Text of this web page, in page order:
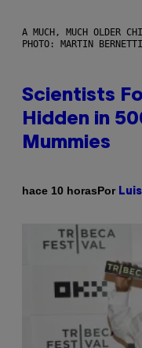
A MUCH, MUCH OLDER
PHOTO: MARTIN
Scientists
Hidden in
Mummies
hace 10 horasPor